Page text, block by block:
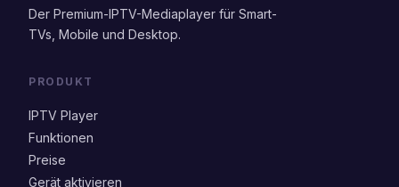
Der Premium-IPTV-Mediaplayer für Smart-
TVs, Mobile und Desktop.
PRODUKT
IPTV Player
Funktionen
Preise
Gerät aktivieren